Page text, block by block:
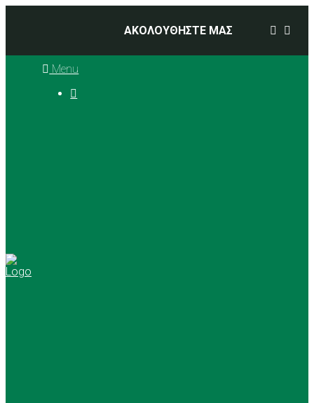
ΑΚΟΛΟΥΘΗΣΤΕ ΜΑΣ
Menu
